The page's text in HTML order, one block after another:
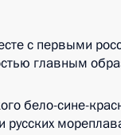
с первыми
главным
бело-сине-